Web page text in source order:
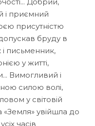
і приємний
присутністю
бруду в
письменник,
у житті,
Вимогливий і
силою волі,
у світовій
«Земля» увійшла до
часів